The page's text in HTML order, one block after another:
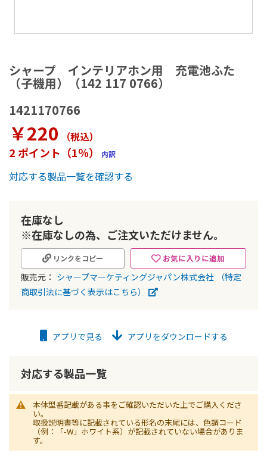
シャープ インテリアホン用 充電池ふた
（子機用）（142 117 0766）
1421170766
￥220 （税込）
2 ポイント（1％） 内訳
対応する製品一覧を確認する
在庫なし
※在庫なしの為、ご注文いただけません。
お気に入りに追加
リンクをコピー
販売元： シャープマーケティングジャパン株式会社
（特定
商取引法に基づく表示はこちら）
メ
ー
ジ
ャ
リ
の
最
初
動
アプリで見る アプリをダウンロードする
対応する製品一覧
本体型番記載がある事をご確認いただいた上でご購入くださ
い。
取扱説明書等に記載されている形名の末尾には、色調コード
（例：「-W」ホワイト系）が記載されていない場合がありま
す。